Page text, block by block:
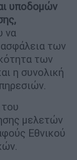
υποδομών
να
ασφάλεια των
των
η συνολική
μελετών
Εθνικού